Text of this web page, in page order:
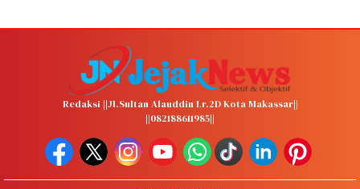
Redaksi ||Jl.Sultan Alauddin Lr.2D Kota Makassar||
||082188611985||